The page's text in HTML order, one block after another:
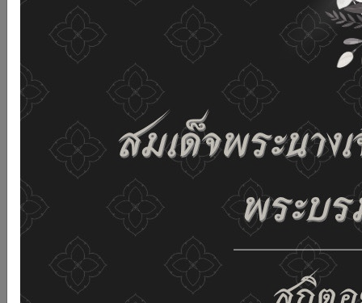
ดูรายละเอียด ยอมรับทั้งหมด
02-659-6811 saraban@dop.mail.go.th
เปลี่ยนการแสดงผล
ก-ก